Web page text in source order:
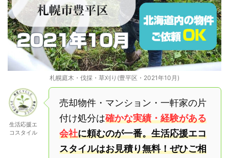
札幌庭木・伐採・草刈り(豊平区・2021年10月)
生活応援エ
コスタイル
売却物件・マンション・一軒家の片
付け処分は確かな実績・経験がある
会社に頼むのが一番。生活応援エコ
スタイルはお見積り無料！ぜひご相